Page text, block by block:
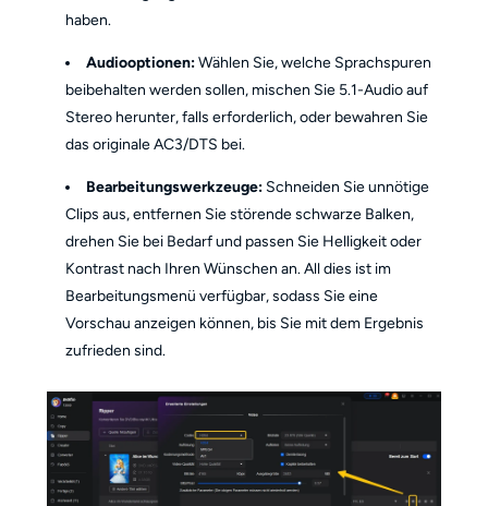
haben.
Audiooptionen:Wählen Sie, welche Sprachspuren
beibehalten werden sollen, mischen Sie 5.1-Audio auf
Stereo herunter, falls erforderlich, oder bewahren Sie
das originale AC3/DTS bei.
Bearbeitungswerkzeuge: Schneiden Sie unnötige
Clips aus, entfernen Sie störende schwarze Balken,
drehen Sie bei Bedarf und passen Sie Helligkeit oder
Kontrast nach Ihren Wünschen an. All dies ist im
Bearbeitungsmenü verfügbar, sodass Sie eine
Vorschau anzeigen können, bis Sie mit dem Ergebnis
zufrieden sind.